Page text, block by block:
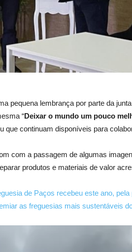
pequena lembrança por parte da
“Deixar o mundo um pouco
que continuam disponíveis para
com a passagem de algumas
produtos e materiais de valor
de Paços recebeu este ano,
as freguesias mais sustentáveis